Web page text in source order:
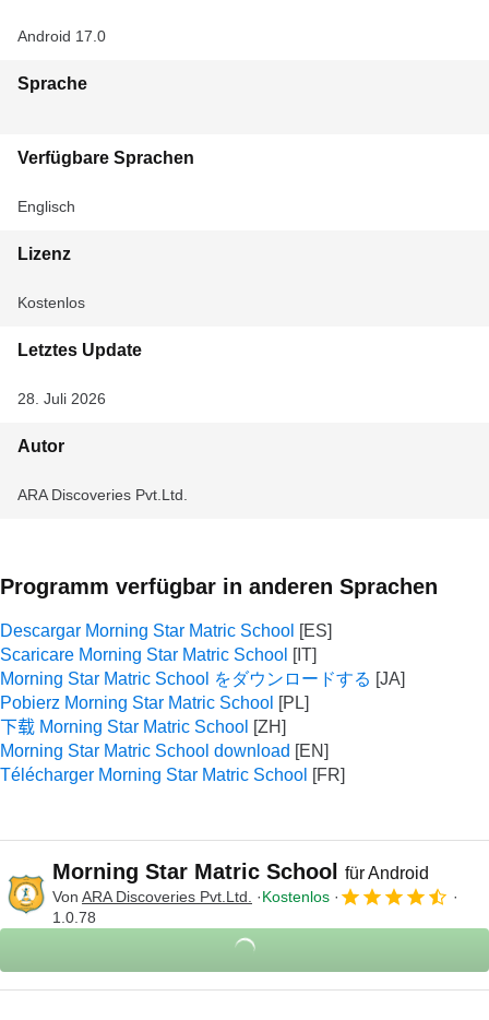
Android 17.0
Sprache
Verfügbare Sprachen
Englisch
Lizenz
Kostenlos
Letztes Update
28. Juli 2026
Autor
ARA Discoveries Pvt.Ltd.
Programm verfügbar in anderen Sprachen
Descargar Morning Star Matric School
Scaricare Morning Star Matric School
Morning Star Matric School をダウンロードする
Pobierz Morning Star Matric School
下载 Morning Star Matric School
Morning Star Matric School download
Télécharger Morning Star Matric School
Morning Star Matric School für Android
Von ARA Discoveries Pvt.Ltd.
Kostenlos
1.0.78